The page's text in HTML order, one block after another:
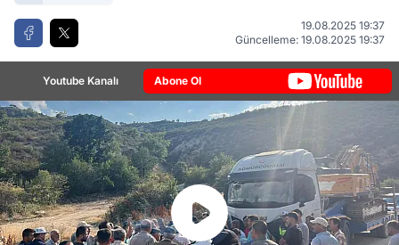
19.08.2025 19:37
Güncelleme: 19.08.2025 19:37
Youtube Kanalı Abone Ol